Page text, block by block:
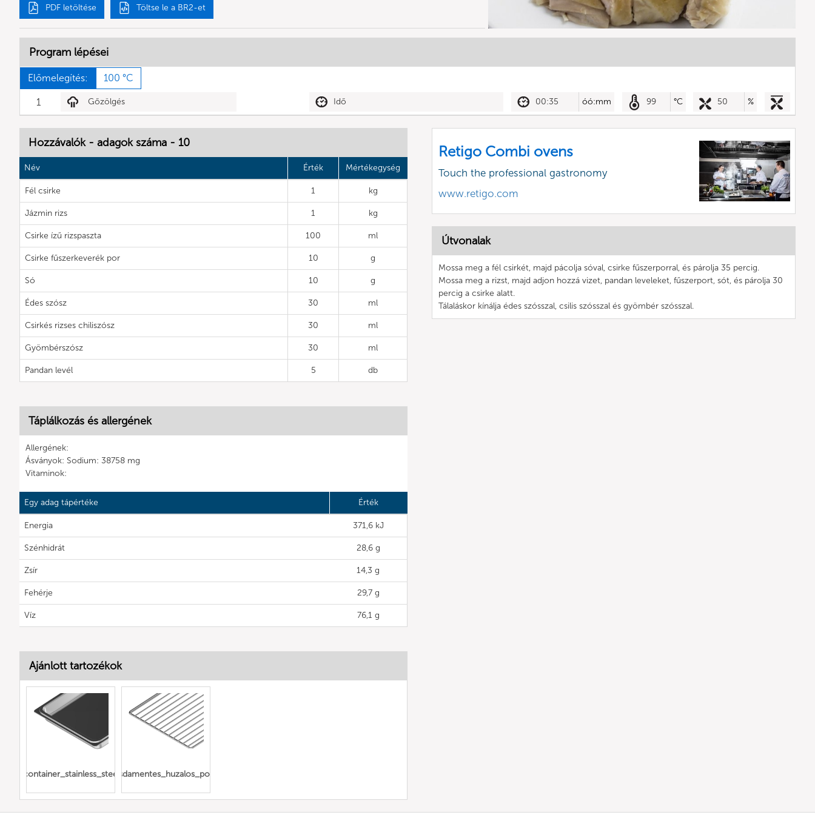
PDF letöltése Töltse le a BR2-et
Program lépései
Előmelegítés: 100 °C
1 Gőzölgés Idő 00:35 óó:mm 99 °C 50 %
Hozzávalók - adagok száma - 10
Név Érték Mértékegység
Fél csirke 1 kg
Jázmin rizs 1 kg
Csirke ízű rizspaszta 100 ml
Csirke fűszerkeverék por 10 g
Só 10 g
Édes szósz 30 ml
Csirkés rizses chiliszósz 30 ml
Gyömbérszósz 30 ml
Pandan levél 5 db
Táplálkozás és allergének
Allergének:
Ásványok: Sodium: 38758 mg
Vitaminok:
Egy adag tápértéke Érték
Energia 371,6 kJ
Szénhidrát 28,6 g
Zsír 14,3 g
Fehérje 29,7 g
Víz 76,1 g
Retigo Combi ovens
Touch the professional gastronomy
www.retigo.com
Útvonalak
Mossa meg a fél csirkét, majd pácolja sóval, csirke fűszerporral, és párolja 35 percig.
Mossa meg a rizst, majd adjon hozzá vizet, pandan leveleket, fűszerport, sót, és párolja 30
percig a csirke alatt.
Tálaláskor kínálja édes szósszal, csilis szósszal és gyömbér szósszal.
Ajánlott tartozékok
Gn_container_stainless_steel_fullrozsdamentes_huzalos_polcok